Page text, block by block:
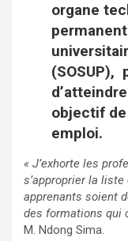
organe
(SOSUP),
objectif
emploi.
« J’exhorte les
s’approprier la
apprenants soient
des formations qui
M. Ndong Sima.